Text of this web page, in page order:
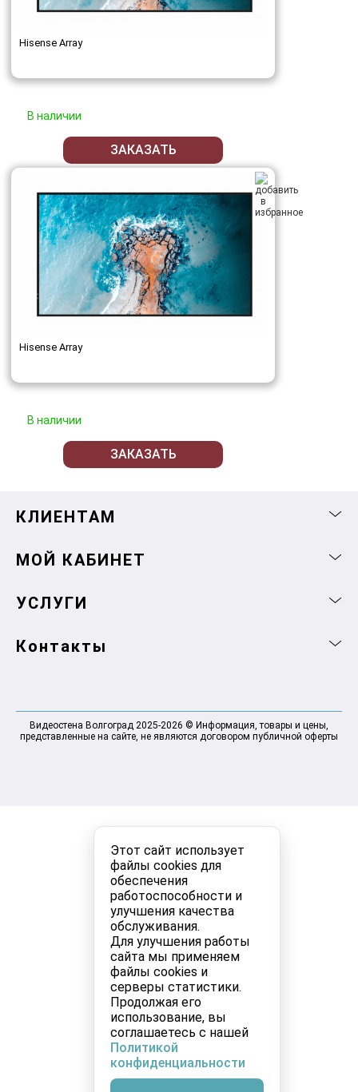
Этот сайт использует
файлы cookies для
обеспечения
работоспособности и
улучшения качества
обслуживания.
Для улучшения работы
сайта мы применяем
файлы cookies и
серверы статистики.
Продолжая его
использование, вы
соглашаетесь с нашей
Политикой
конфиденциальности
Hisense Array
В наличии
ЗАКАЗАТЬ
Hisense Array
В наличии
ЗАКАЗАТЬ
КЛИЕНТАМ
МОЙ КАБИНЕТ
УСЛУГИ
Контакты
Видеостена Волгоград 2025-2026 © Информация, товары и цены,
представленные на сайте, не являются договором публичной оферты